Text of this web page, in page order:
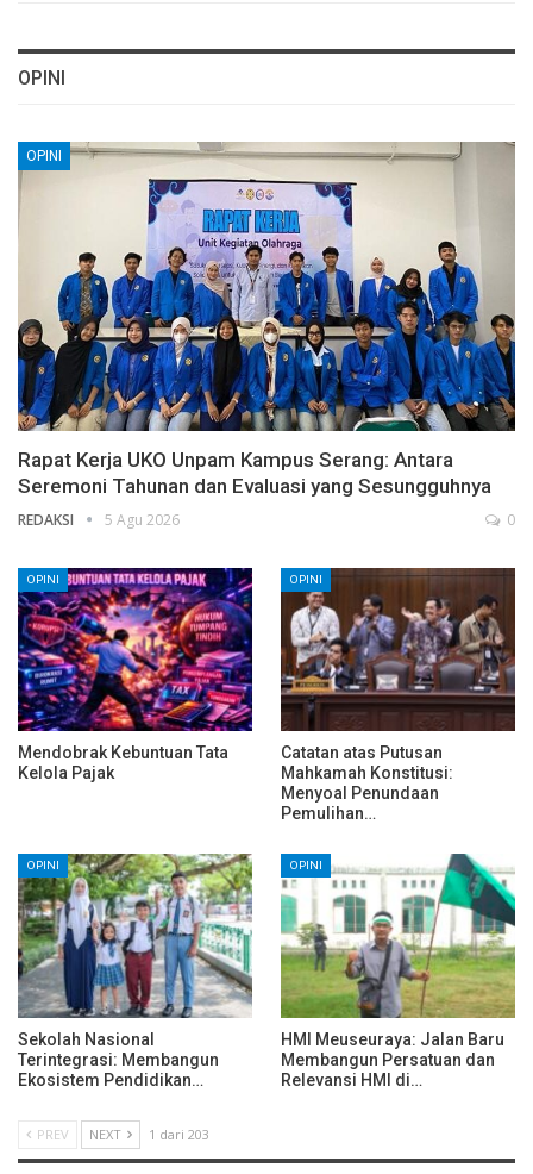
OPINI
OPINI
Rapat Kerja UKO Unpam Kampus Serang: Antara
Seremoni Tahunan dan Evaluasi yang Sesungguhnya
REDAKSI 5 Agu 2026 0
OPINI
Mendobrak Kebuntuan Tata
Kelola Pajak
OPINI
Catatan atas Putusan
Mahkamah Konstitusi:
Menyoal Penundaan
Pemulihan…
OPINI
Sekolah Nasional
Terintegrasi: Membangun
Ekosistem Pendidikan…
OPINI
HMI Meuseuraya: Jalan Baru
Membangun Persatuan dan
Relevansi HMI di…
PREV NEXT 1 dari 203